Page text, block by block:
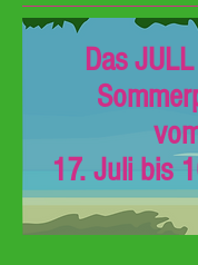
Das
17. Juli bis